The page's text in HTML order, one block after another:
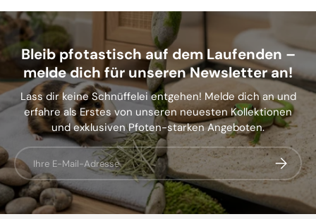
Bleib pfotastisch auf dem Laufenden –
melde dich für unseren Newsletter an!
Lass dir keine Schnüffelei entgehen! Melde dich an und
erfahre als Erstes von unseren neuesten Kollektionen
und exklusiven Pfoten-starken Angeboten.
E-Mail